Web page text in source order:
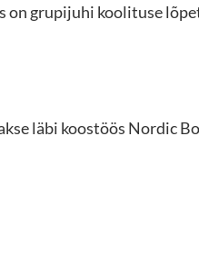
on grupijuhi koolituse
läbi koostöös Nordic